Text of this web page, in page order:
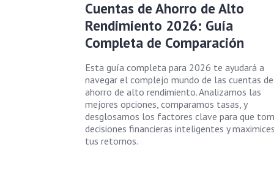
Cuentas de Ahorro de Alto
Rendimiento 2026: Guía
Completa de Comparación
Esta guía completa para 2026 te ayudará a
navegar el complejo mundo de las cuentas de
ahorro de alto rendimiento. Analizamos las
mejores opciones, comparamos tasas, y
desglosamos los factores clave para que
decisiones financieras inteligentes y maximices
tus retornos.